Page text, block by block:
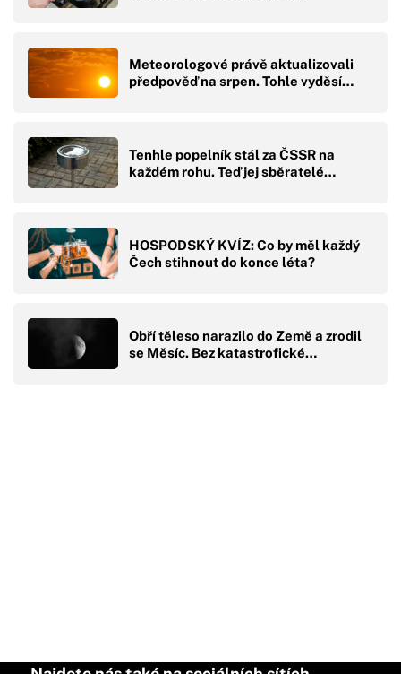
Meteorologové právě aktualizovali
předpověď na srpen. Tohle vyděsí…
Tenhle popelník stál za ČSSR na
každém rohu. Teď jej sběratelé…
HOSPODSKÝ KVÍZ: Co by měl každý
Čech stihnout do konce léta?
Obří těleso narazilo do Země a zrodil
se Měsíc. Bez katastrofické…